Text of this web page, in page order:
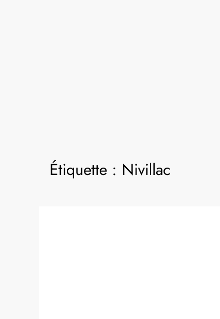
Étiquette : Nivillac